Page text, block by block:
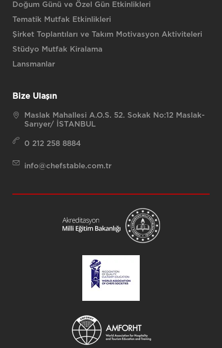
Doğum Günü ve Özel Gün Etkinlikleri
Tematik Mutfak Etkinlikleri
Şirket Toplantıları ve Takım Motivasyon Aktiviteleri
Stüdyo Mutfak Kiralama
Lansmanlar
Bize Ulaşın
Maslak Mahallesi A.O.S. 52. Sokak No:12 Maslak-
Sarıyer/ İSTANBUL
0 212 258 8884
info@chefstable.com.tr